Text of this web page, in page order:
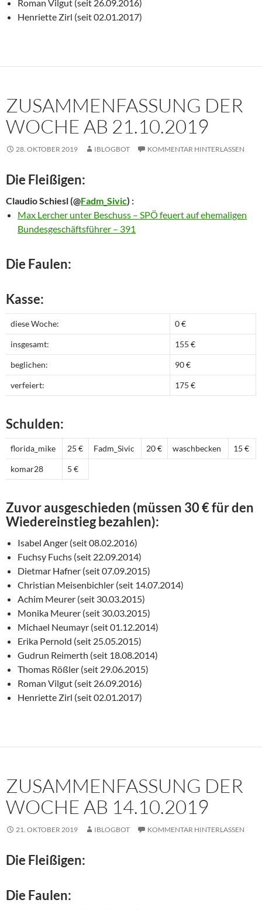
Roman Vilgut (seit 26.09.2016)
Henriette Zirl (seit 02.01.2017)
ZUSAMMENFASSUNG DER
WOCHE AB 21.10.2019
28. OKTOBER 2019 IBLOGBOT KOMMENTAR HINTERLASSEN
Die Fleißigen:
Claudio Schiesl(@Fadm_Sivic) :
Max Lercher unter Beschuss – SPÖ feuert auf ehemaligen
Bundesgeschäftsführer – 391
Die Faulen:
Kasse:
diese Woche: 0 €
insgesamt: 155 €
beglichen: 90 €
verfeiert: 175 €
Schulden:
florida_mike 25 € Fadm_Sivic 20 € waschbecken 15 €
komar28 5 €
Zuvor ausgeschieden (müssen 30 € für den
Wiedereinstieg bezahlen):
Isabel Anger (seit 08.02.2016)
Fuchsy Fuchs (seit 22.09.2014)
Dietmar Hafner (seit 07.09.2015)
Christian Meisenbichler (seit 14.07.2014)
Achim Meurer (seit 30.03.2015)
Monika Meurer (seit 30.03.2015)
Michael Neumayr (seit 01.12.2014)
Erika Pernold (seit 25.05.2015)
Gudrun Reimerth (seit 18.08.2014)
Thomas Rößler (seit 29.06.2015)
Roman Vilgut (seit 26.09.2016)
Henriette Zirl (seit 02.01.2017)
ZUSAMMENFASSUNG DER
WOCHE AB 14.10.2019
21. OKTOBER 2019 IBLOGBOT KOMMENTAR HINTERLASSEN
Die Fleißigen:
Die Faulen: